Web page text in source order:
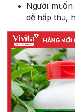
Người
dễ hấp thu,